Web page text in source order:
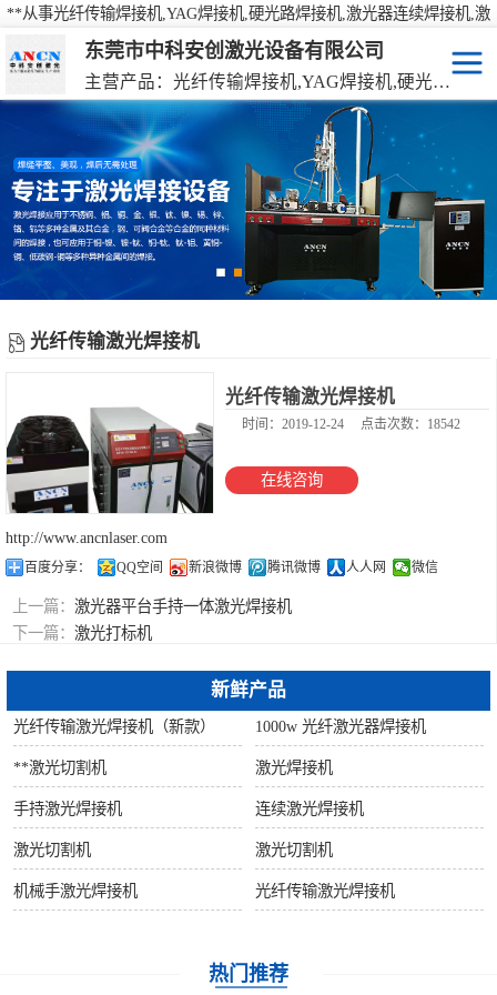
**从事光纤传输焊接机,YAG焊接机,硬光路焊接机,激光器连续焊接机,激
光焊接机,激光打标机,激光切割机等产品的研发、生产、销售
东莞市中科安创激光设备有限公司
主营产品：光纤传输焊接机,YAG焊接机,硬光路焊接机,激光器连续焊接机
光纤传输激光焊接机
光纤传输激光焊接机
时间：2019-12-24 点击次数：18542
在线咨询
http://www.ancnlaser.com
百度分享： QQ空间 新浪微博 腾讯微博 人人网 微信
上一篇： 激光器平台手持一体激光焊接机
下一篇： 激光打标机
新鲜产品
光纤传输激光焊接机（新款） 1000w 光纤激光器焊接机
**激光切割机 激光焊接机
手持激光焊接机 连续激光焊接机
激光切割机 激光切割机
机械手激光焊接机 光纤传输激光焊接机
热门推荐
激光焊接机
激光打标机
激光切割机
YAG硬光路激光焊接机
光纤传输激光焊接机
光纤激光器连续焊接机
机械手激光焊接机